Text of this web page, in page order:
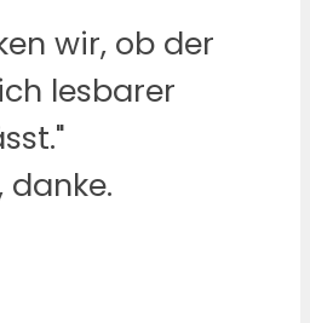
wir, ob der
lesbarer